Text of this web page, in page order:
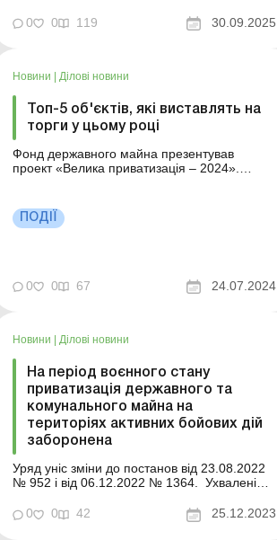
місцевого самоврядування можуть
отримати додаткові надходження до
0 0 119 30.09.2025
Новини Ділові новини
Топ-5 об'єктів, які виставлять на
торги у цьому році
Фонд державного майна презентував
проект «Велика приватизація – 2024».
бізнесу та дипломатичного корпусу
обговорили перспективи та значення
ПОДІЇ
0 0 67 24.07.2024
Новини Ділові новини
На період воєнного стану
приватизація державного та
комунального майна на
територіях активних бойових дій
заборонена
Уряд уніс зміни до постанов від 23.08.2022
№ 952 і від 06.12.2022 № 1364. Ухвалені
стану та протягом 3 місяців після його
припинення (скасування) приватизація
0 0 42 25.12.2023